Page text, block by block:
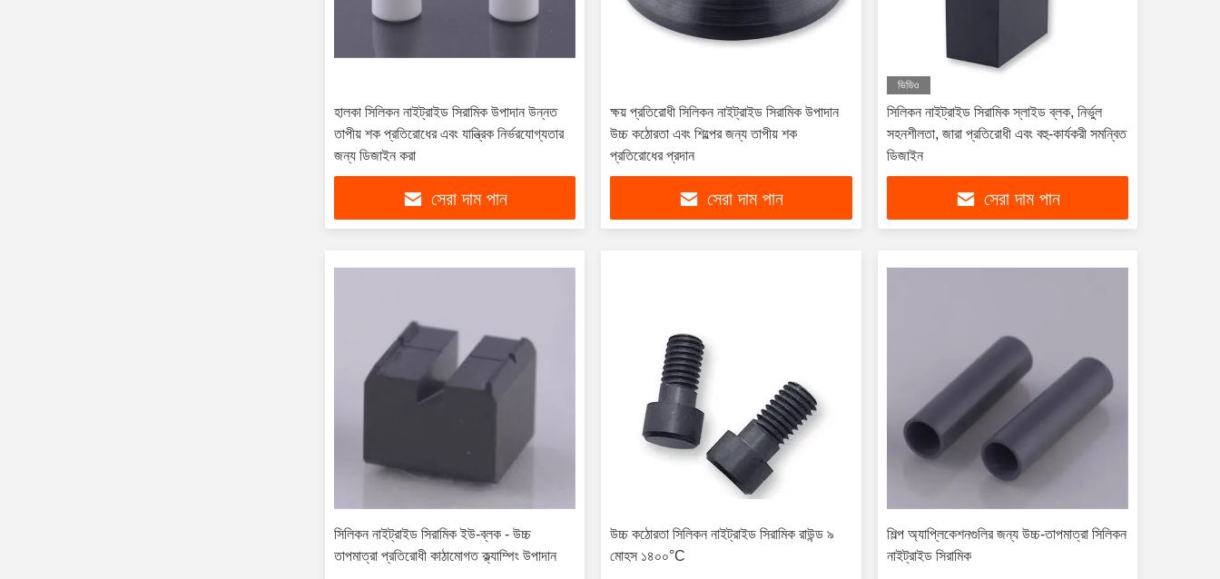
হালকা সিলিকন নাইট্রাইড সিরামিক উপাদান উন্নত
তাপীয় শক প্রতিরোধের এবং যান্ত্রিক নির্ভরযোগ্যতার
জন্য ডিজাইন করা
সেরা দাম পান
ক্ষয় প্রতিরোধী সিলিকন নাইট্রাইড সিরামিক উপাদান
উচ্চ কঠোরতা এবং শিল্পের জন্য তাপীয় শক
প্রতিরোধের প্রদান
সেরা দাম পান
ভিডিও
সিলিকন নাইট্রাইড সিরামিক স্লাইড ব্লক, নির্ভুল
সহনশীলতা, জারা প্রতিরোধী এবং বহু-কার্যকরী সমন্বিত
ডিজাইন
সেরা দাম পান
সিলিকন নাইট্রাইড সিরামিক ইউ-ব্লক - উচ্চ
তাপমাত্রা প্রতিরোধী কাঠামোগত ক্ল্যাম্পিং উপাদান
উচ্চ কঠোরতা সিলিকন নাইট্রাইড সিরামিক রাউন্ড ৯
মোহস ১৪০০°C
শিল্প অ্যাপ্লিকেশনগুলির জন্য উচ্চ-তাপমাত্রা সিলিকন
নাইট্রাইড সিরামিক